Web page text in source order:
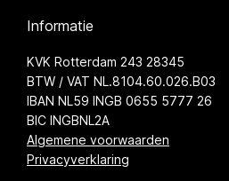
Informatie
KVK Rotterdam 243 28345
BTW / VAT NL.8104.60.026.B03
IBAN NL59 INGB 0655 5777 26
BIC INGBNL2A
Algemene voorwaarden
Privacyverklaring